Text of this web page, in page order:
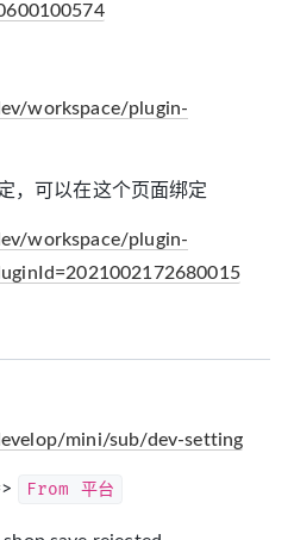
workspace/plugin-
，可以在这个页面绑定
workspace/plugin-
mini/sub/dev-setting
From 平台